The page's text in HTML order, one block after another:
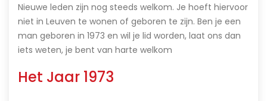
Nieuwe leden zijn nog steeds welkom. Je hoeft hiervoor
niet in Leuven te wonen of geboren te zijn. Ben je een
man geboren in 1973 en wil je lid worden, laat ons dan
iets weten, je bent van harte welkom
Het Jaar 1973